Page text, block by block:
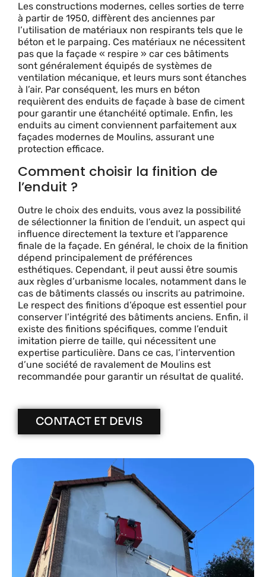
Les constructions modernes, celles sorties de terre
à partir de 1950, diffèrent des anciennes par
l’utilisation de matériaux non respirants tels que le
béton et le parpaing. Ces matériaux ne nécessitent
pas que la façade « respire » car ces bâtiments
sont généralement équipés de systèmes de
ventilation mécanique, et leurs murs sont étanches
à l’air. Par conséquent, les murs en béton
requièrent des enduits de façade à base de ciment
pour garantir une étanchéité optimale. Enfin, les
enduits au ciment conviennent parfaitement aux
façades modernes de Moulins, assurant une
protection efficace.
Comment choisir la finition de
l’enduit ?
Outre le choix des enduits, vous avez la possibilité
de sélectionner la finition de l’enduit, un aspect qui
influence directement la texture et l’apparence
finale de la façade. En général, le choix de la finition
dépend principalement de préférences
esthétiques. Cependant, il peut aussi être soumis
aux règles d’urbanisme locales, notamment dans le
cas de bâtiments classés ou inscrits au patrimoine.
Le respect des finitions d’époque est essentiel pour
conserver l’intégrité des bâtiments anciens. Enfin, il
existe des finitions spécifiques, comme l’enduit
imitation pierre de taille, qui nécessitent une
expertise particulière. Dans ce cas, l’intervention
d’une société de ravalement de Moulins est
recommandée pour garantir un résultat de qualité.
CONTACT ET DEVIS